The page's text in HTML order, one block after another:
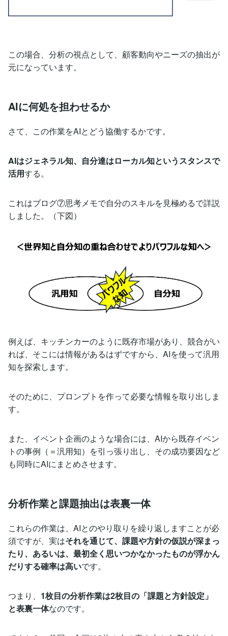
この場合、分析の視点として、顧客動向やニーズの抽出が
元になっています。
AIに何処を担わせるか
さて、この作業をAIとどう協働するかです。
AIはジェネラル知、自分達はローカル知というスタンスで
活用する。
これはブログ⑦思考メモで自分のスキルを見極めるで詳説
しました。（下図）
例えば、キッチンカーのように既存市場があり、競合がい
れば、そこには情報があるはずですから、AIを使って汎用
知を探索します。
そのために、プロンプトを作って必要な情報を取り出しま
す。
また、イベント企画のような場合には、AIから既存イベン
トの事例（＝汎用知）を引っ張り出し、その成功要因など
も同時にAIにまとめさせます。
分析作業と課題抽出は表裏一体
これらの作業は、AIとのやり取りを繰り返しますことが必
須ですが、実はそれを通じて、課題や方針の仮説が深まっ
たり、あるいは、最初全く思いつかなかったものが浮かん
だりする確率は高いです。
つまり、 1枚目の分析作業は2枚目の「課題と方針設定」
と表裏一体なのです。